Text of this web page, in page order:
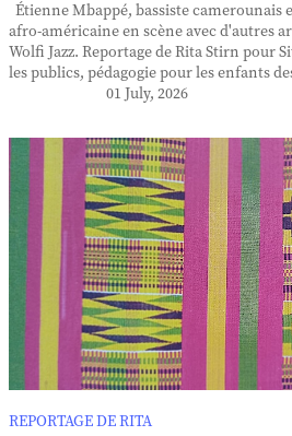
Étienne Mbappé, bassiste camerounais
afro-américaine en scène avec d'autres
Wolfi Jazz. Reportage de Rita Stirn pour
les publics, pédagogie pour les enfants
01 July, 2026
REPORTAGE DE RITA